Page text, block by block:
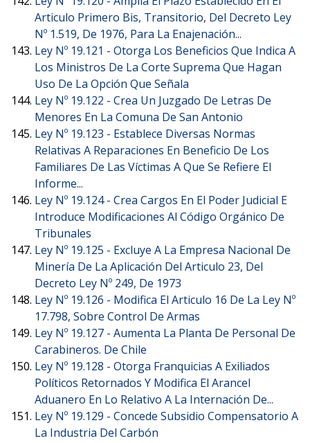
Articulo Primero Bis, Transitorio, Del Decreto Ley
Nº 1.519, De 1976, Para La Enajenación...
Ley Nº 19.121 - Otorga Los Beneficios Que Indica A
Los Ministros De La Corte Suprema Que Hagan
Uso De La Opción Que Señala
Ley Nº 19.122 - Crea Un Juzgado De Letras De
Menores En La Comuna De San Antonio
Ley Nº 19.123 - Establece Diversas Normas
Relativas A Reparaciones En Beneficio De Los
Familiares De Las Víctimas A Que Se Refiere El
Informe...
Ley Nº 19.124 - Crea Cargos En El Poder Judicial E
Introduce Modificaciones Al Código Orgánico De
Tribunales
Ley Nº 19.125 - Excluye A La Empresa Nacional De
Minería De La Aplicación Del Articulo 23, Del
Decreto Ley Nº 249, De 1973
Ley Nº 19.126 - Modifica El Articulo 16 De La Ley Nº
17.798, Sobre Control De Armas
Ley Nº 19.127 - Aumenta La Planta De Personal De
Carabineros. De Chile
Ley Nº 19.128 - Otorga Franquicias A Exiliados
Políticos Retornados Y Modifica El Arancel
Aduanero En Lo Relativo A La Internación De...
Ley Nº 19.129 - Concede Subsidio Compensatorio A
La Industria Del Carbón